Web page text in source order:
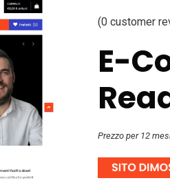
(0customer
E-
Prezzo per 12